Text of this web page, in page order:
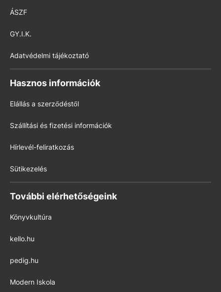
ÁSZF
GY.I.K.
Adatvédelmi tájékoztató
Hasznos információk
Elállás a szerződéstől
Szállítási és fizetési információk
Hírlevél-feliratkozás
Sütikezelés
További elérhetőségeink
Könyvkultúra
kello.hu
pedig.hu
Modern Iskola